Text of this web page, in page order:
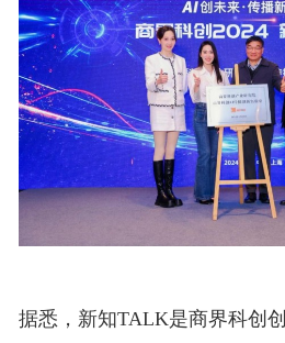
据悉，新知TALK是商界科创